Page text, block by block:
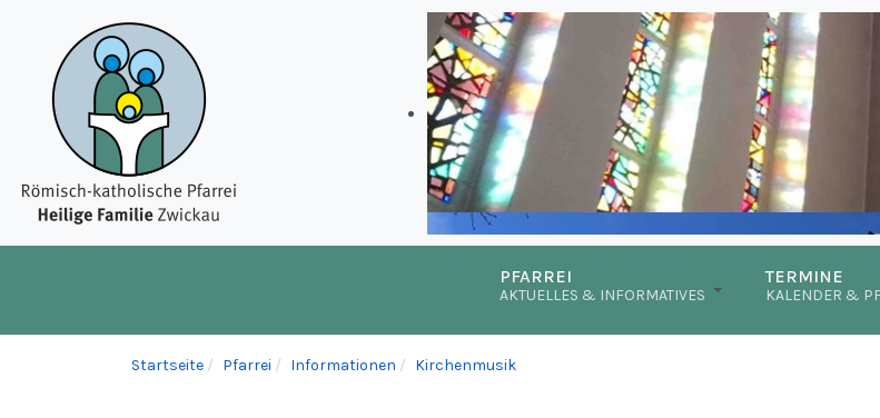
PFARREI
AKTUELLES & INFORMATIVES
TERMINE
KALENDER &
Startseite Pfarrei Informationen Kirchenmusik